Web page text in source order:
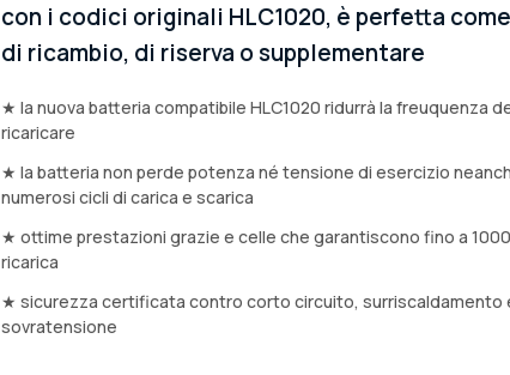
con i codici originali HLC1020, è perfetta
di ricambio, di riserva o supplementare
★ la nuova batteria compatibile HLC1020 ridurrà la freuquenza
ricaricare
★ la batteria non perde potenza né tensione di esercizio
numerosi cicli di carica e scarica
★ ottime prestazioni grazie e celle che garantiscono fino a
ricarica
★ sicurezza certificata contro corto circuito, surriscaldamento
sovratensione